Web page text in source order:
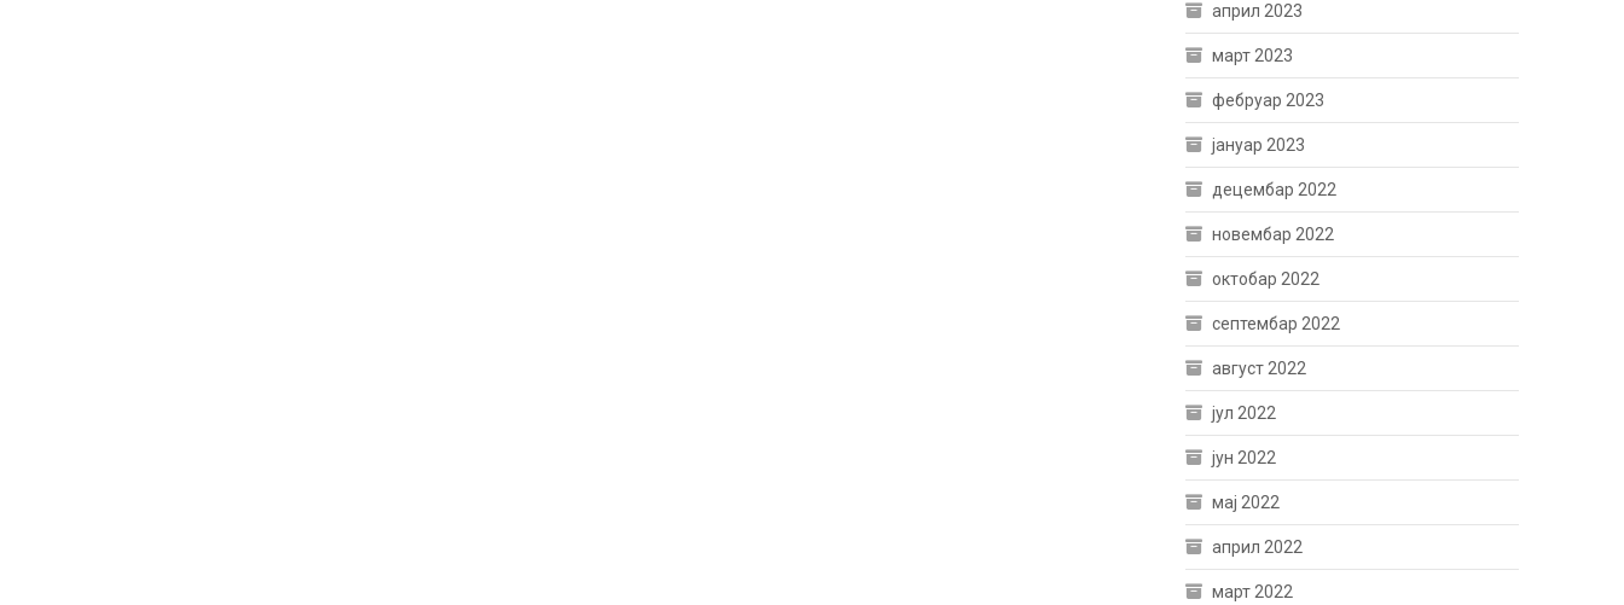
април 2023
март 2023
фебруар 2023
јануар 2023
децембар 2022
новембар 2022
октобар 2022
септембар 2022
август 2022
јул 2022
јун 2022
мај 2022
април 2022
март 2022